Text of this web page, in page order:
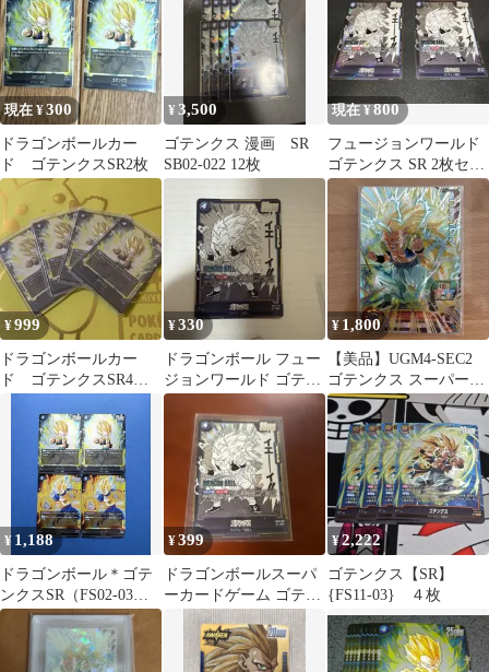
現在 ¥300
ドラゴンボールカー
ド ゴテンクスSR2枚
¥3,500
ゴテンクス 漫画 SR
SB02-022 12枚
現在 ¥800
フュージョンワールド
ゴテンクス SR 2枚セッ
ト FB02-022
¥999
ドラゴンボールカー
ド ゴテンクスSR4枚
¥330
ドラゴンボール フュー
ジョンワールド ゴテン
クス SR
¥ 1,800
【美品】UGM4-SEC2
ゴテンクス スーパード
ラゴンボールヒーロー
ズSDBH
¥ 1,188
ドラゴンボール＊ゴテ
ンクスSR（FS02-03）
ベジータ SR（FS02-
¥399
ドラゴンボールスーパ
ーカードゲーム ゴテン
クス SB02-022 SR
¥2,222
ゴテンクス【SR】
{FS11-03} ４枚